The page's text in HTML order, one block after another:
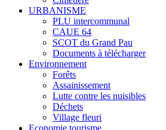
URBANISME
PLU intercommunal
CAUE 64
SCOT du Grand Pau
Documents à télécharger
Environnement
Forêts
Assainissement
Lutte contre les nuisibles
Déchets
Village fleuri
Economie tourisme